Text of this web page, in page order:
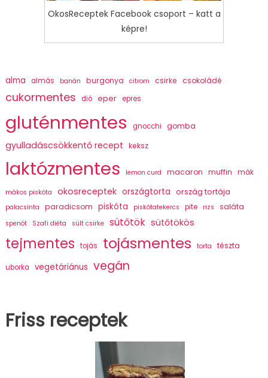
OkosReceptek Facebook csoport – katt a
képre!
alma almás banán burgonya citrom csirke csokoládé
cukormentes dió eper epres
gluténmentes gnocchi gomba
gyulladáscsökkentő recept keksz
laktózmentes lemon curd macaron muffin mák
mákos piskóta okosreceptek országtorta ország tortája
palacsinta paradicsom piskóta piskótatekercs pite rizs saláta
spenót Szafi diéta sült csirke sütőtök sütőtökös
tejmentes tojás tojásmentes torta tészta
uborka vegetáriánus vegán
Friss receptek